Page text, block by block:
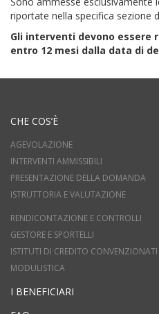
riportate nella specifica sezione
Gli interventi devono essere
entro 12 mesi dalla data di
CHE COS’È
AGEVOLAZIONE
INTERVENTI AMMISSIBILI
PRESENTAZIONE DELLA DOMANDA
ISTRUTTORIA E VALUTAZIONE
RENDICONTAZIONE E CONTROLLI
GESTORE E SPORTELLI
ISTITUTI DI CREDITO CONVENZIONATI
MODULISTICA
I BENEFICIARI